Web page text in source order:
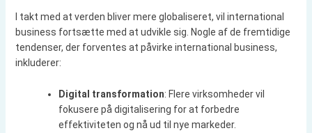
I takt med at verden bliver mere globaliseret, vil international
business fortsætte med at udvikle sig. Nogle af de fremtidige
tendenser, der forventes at påvirke international business,
inkluderer:
Digital transformation: Flere virksomheder vil
fokusere på digitalisering for at forbedre
effektiviteten og nå ud til nye markeder.